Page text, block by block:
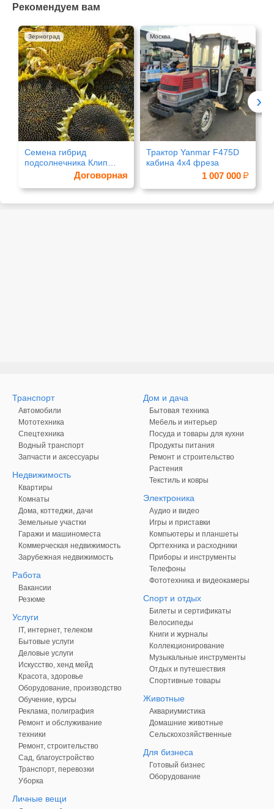
Рекомендуем вам
Семена гибрид
подсолнечника Клип
Договорная
Зерноград
Трактор Yanmar F475D
кабина 4х4 фреза
1 007 000
Москва
›
Транспорт
Автомобили
Мототехника
Спецтехника
Водный транспорт
Запчасти и аксессуары
Недвижимость
Квартиры
Комнаты
Дома, коттеджи, дачи
Земельные участки
Гаражи и машиноместа
Коммерческая недвижимость
Зарубежная недвижимость
Работа
Вакансии
Резюме
Услуги
IT, интернет, телеком
Бытовые услуги
Деловые услуги
Искусство, хенд мейд
Красота, здоровье
Оборудование, производство
Обучение, курсы
Реклама, полиграфия
Ремонт и обслуживание
техники
Ремонт, строительство
Сад, благоустройство
Транспорт, перевозки
Уборка
Личные вещи
Дом и дача
Бытовая техника
Мебель и интерьер
Посуда и товары для кухни
Продукты питания
Ремонт и строительство
Растения
Текстиль и ковры
Электроника
Аудио и видео
Игры и приставки
Компьютеры и планшеты
Оргтехника и расходники
Приборы и инструменты
Телефоны
Фототехника и видеокамеры
Спорт и отдых
Билеты и сертификаты
Велосипеды
Книги и журналы
Коллекционирование
Музыкальные инструменты
Отдых и путешествия
Спортивные товары
Животные
Аквариумистика
Домашние животные
Сельскохозяйственные
Для бизнеса
Готовый бизнес
Оборудование